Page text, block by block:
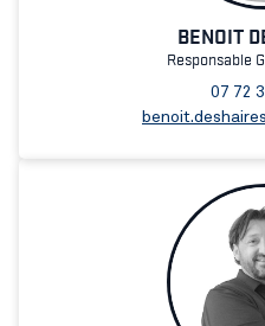
BENOIT
Responsable
07 72